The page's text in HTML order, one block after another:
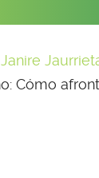
Janire
Cómo